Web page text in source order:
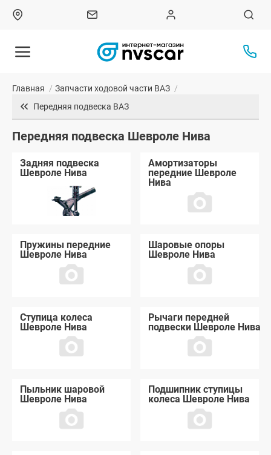
Главная / Запчасти ходовой части ВАЗ /
Передняя подвеска ВАЗ
Передняя подвеска Шевроле Нива
Задняя подвеска
Шевроле Нива
Амортизаторы
передние Шевроле
Нива
Пружины передние
Шевроле Нива
Шаровые опоры
Шевроле Нива
Ступица колеса
Шевроле Нива
Рычаги передней
подвески Шевроле Нива
Пыльник шаровой
Шевроле Нива
Подшипник ступицы
колеса Шевроле Нива